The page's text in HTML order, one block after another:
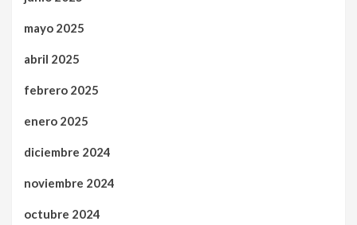
mayo 2025
abril 2025
febrero 2025
enero 2025
diciembre 2024
noviembre 2024
octubre 2024